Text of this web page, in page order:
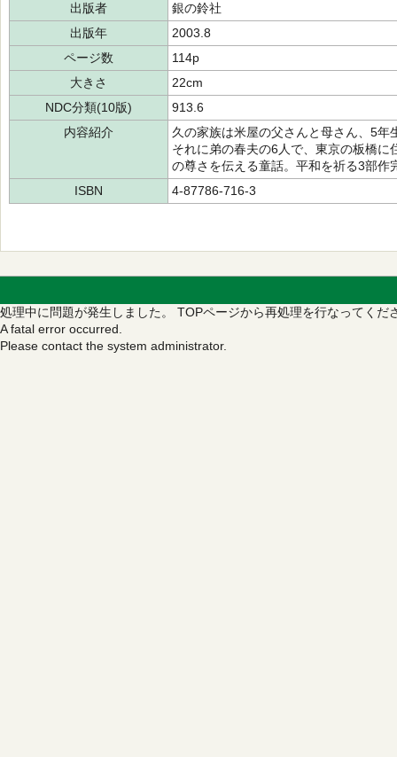
出版者
銀の鈴社
出版年
2003.8
ページ数
114p
大きさ
22cm
NDC分類(10版)
913.6
内容紹介
久の家族は米屋の父さんと母さん、5
それに弟の春夫の6人で、東京の板橋
の尊さを伝える童話。平和を祈る3部作
ISBN
4-87786-716-3
処理中に問題が発生しました。 TOPページから再処理を行なってくだ
A fatal error occurred.
Please contact the system administrator.